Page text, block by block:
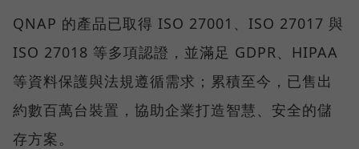
QNAP 的產品已取得 ISO 27001、ISO 27017 與
ISO 27018 等多項認證，並滿足 GDPR、HIPAA
等資料保護與法規遵循需求；累積至今，已售出
約數百萬台裝置，協助企業打造智慧、安全的儲
存方案。